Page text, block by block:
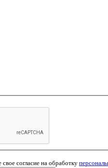
согласие на обработку